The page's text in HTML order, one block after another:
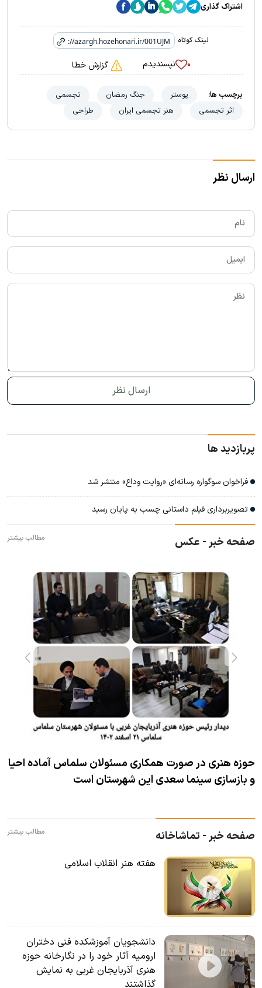
اشتراک گذاری
لینک کوتاه
۰ نپسندیدم گزارش خطا
برچسب ها: پوستر جنگ رمضان
تجسمی
اثر تجسمی
هنر تجسمی ایران طراحی
ارسال نظر
پربازدید ها
فراخوان سوگواره رسانه‌ای «روایت وداع» منتشر شد
تصویربرداری فیلم داستانی چسب به پایان رسید
صفحه خبر - عکس مطالب بیشتر
حوزه هنری در صورت همکاری مسئولان سلماس آماده احیا
و بازسازی سینما سعدی این شهرستان است
صفحه خبر - تماشاخانه مطالب بیشتر
هفته هنر انقلاب اسلامی
دانشجویان آموزشکده فنی دختران
ارومیه آثار خود را در نگارخانه حوزه
هنری آذربایجان غربی به نمایش
گذاشتند